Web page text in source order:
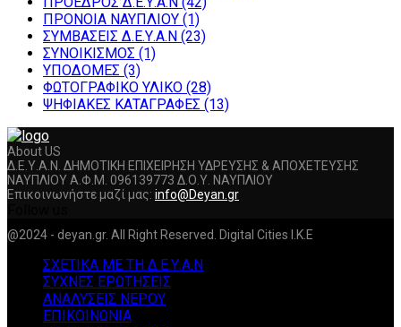
ΠΡΟΝΟΙΑ ΝΑΥΠΛΙΟΥ (1)
ΣΥΜΒΑΣΕΙΣ Δ.Ε.Υ.Α.Ν (23)
ΣΥΝΟΙΚΙΣΜΟΣ (1)
ΥΠΟΔΟΜΕΣ (3)
ΦΩΤΟΓΡΑΦΙΚΟ ΥΛΙΚΟ (28)
ΨΗΦΙΑΚΕΣ ΚΑΤΑΓΡΑΦΕΣ (13)
About US
Δ.Ε.Υ.Α.Ν. ΔΗΜΟΤΙΚΗ ΕΠΙΧΕΙΡΗΣΗ ΥΔΡΕΥΣΗΣ & ΑΠΟΧΕΤΕΥΣΗΣ
ΝΑΥΠΛΙΟΥ Α.Φ.Μ. 096139773 Δ.Ο.Υ. ΝΑΥΠΛΙΟΥ
Επικοινωνήστε μαζί μας: info@Deyan.gr
Facebook
Twitter
Instagram
Youtube
@2024 - deyan.gr. All Right Reserved. Digital Cities I.K.E
ΣΧΕΤΙΚΑ ΜΕ ΤΗ Δ.Ε.Υ.Α.Ν
ΣΥΧΝΕΣ ΕΡΩΤΗΣΕΙΣ
ΑΝΑΛΥΣΕΙΣ ΝΕΡΟΥ
ΕΠΙΚΟΙΝΩΝΙΑ